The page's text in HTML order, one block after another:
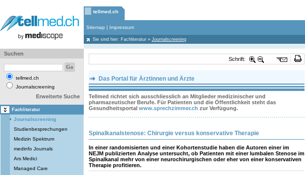
tellmed.ch
Sitemap | Impressum
Sie sind hier: Fachliteratur » Journalscreening
Suchen
tellmed.ch
Journalscreening
Erweiterte Suche
Fachliteratur
Journalscreening
Studienbesprechungen
Medizin Spektrum
medinfo Journals
Ars Medici
Managed Care
Schrift:
Das Portal für Ärztinnen und Ärzte
Tellmed richtet sich ausschliesslich an Mitglieder medizinischer und
pharmazeutischer Berufe. Für Patienten und die Öffentlichkeit steht das
Gesundheitsportal www.sprechzimmer.ch zur Verfügung.
Spinalkanalstenose: Chirurgie versus konservative Therapie
In einer randomisierten und einer Kohortenstudie haben die Autoren einer im
NEJM publizierten Analyse untersucht, ob Patienten mit einer lumbalen Stenose im
Spinalkanal mehr von einer neurochirurgischen oder eher von einer konservativen
Therapie profitieren.